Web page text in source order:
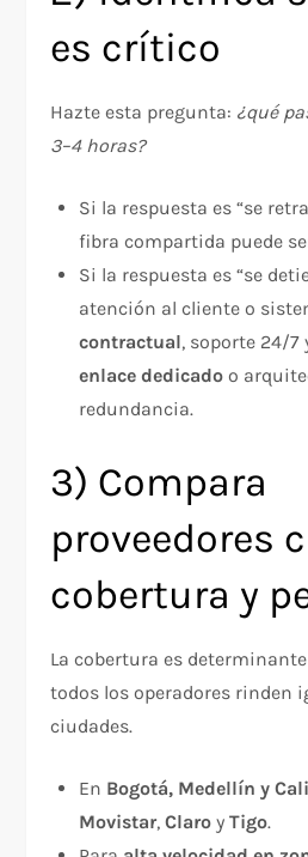
es crítico
Hazte esta pregunta: ¿qué
3–4 horas?
Si la respuesta es “se
fibra compartida puede
Si la respuesta es “se
atención al cliente o
contractual, soporte 24/7
enlace dedicado o
redundancia.
3) Compara
proveedores
cobertura y
La cobertura es
todos los operadores rinden
ciudades.
En Bogotá, Medellín y Cali
Movistar,Claro yTigo.